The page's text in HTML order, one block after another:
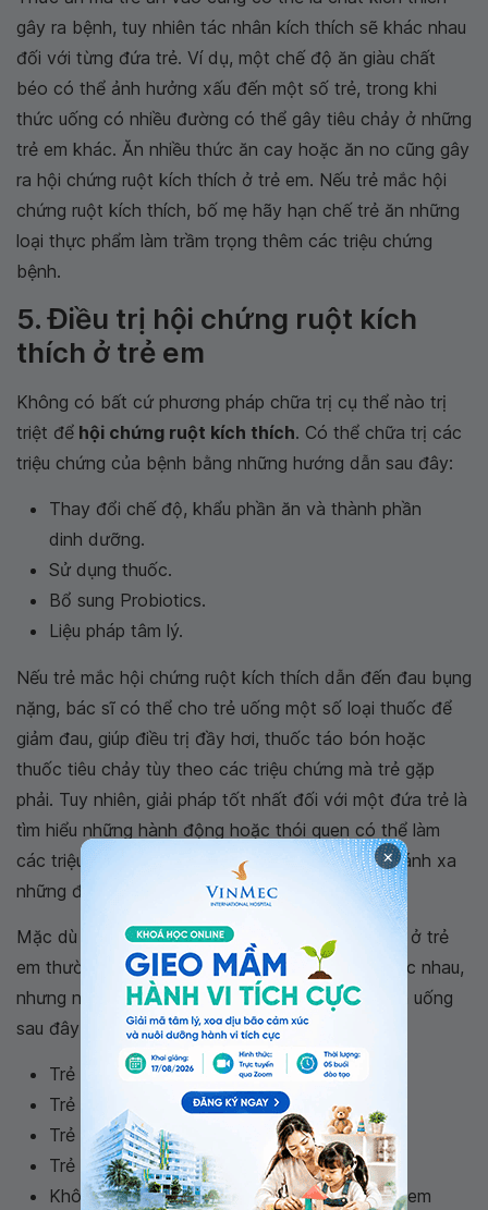
gây ra bệnh, tuy nhiên tác nhân kích thích sẽ khác nhau
đối với từng đứa trẻ. Ví dụ, một chế độ ăn giàu chất
béo có thể ảnh hưởng xấu đến một số trẻ, trong khi
thức uống có nhiều đường có thể gây tiêu chảy ở những
trẻ em khác. Ăn nhiều thức ăn cay hoặc ăn no cũng gây
ra hội chứng ruột kích thích ở trẻ em. Nếu trẻ mắc hội
chứng ruột kích thích, bố mẹ hãy hạn chế trẻ ăn những
loại thực phẩm làm trầm trọng thêm các triệu chứng
bệnh.
5. Điều trị hội chứng ruột kích
thích ở trẻ em
Không có bất cứ phương pháp chữa trị cụ thể nào trị
triệt để hội chứng ruột kích thích. Có thể chữa trị các
triệu chứng của bệnh bằng những hướng dẫn sau đây:
Thay đổi chế độ, khẩu phần ăn và thành phần
dinh dưỡng.
Sử dụng thuốc.
Bổ sung Probiotics.
Liệu pháp tâm lý.
Nếu trẻ mắc hội chứng ruột kích thích dẫn đến đau bụng
nặng, bác sĩ có thể cho trẻ uống một số loại thuốc để
giảm đau, giúp điều trị đầy hơi, thuốc táo bón hoặc
thuốc tiêu chảy tùy theo các triệu chứng mà trẻ gặp
phải. Tuy nhiên, giải pháp tốt nhất đối với một đứa trẻ là
tìm hiểu những hành động hoặc thói quen có thể làm
các triệu chứng tồi tệ hơn và cố gắng giúp trẻ tránh xa
những điều đó.
Mặc dù thức ăn gây ra hội chứng ruột kích thích ở trẻ
em thường khác nhau đối với những đứa trẻ khác nhau,
nhưng nhìn chung những món ăn và thói quen ăn uống
sau đây có thể là “thủ phạm” gây bệnh:
Trẻ thường ăn quá no trong mỗi bữa.
Trẻ thường ăn thực phẩm cay, nóng.
Trẻ thích ăn những thực phẩm giàu chất béo
Trẻ ăn socola thường xuyên.
Không dung nạp các sản phẩm từ sữa như kem
×